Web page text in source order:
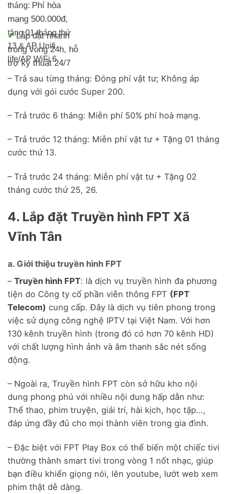
tháng: Phí hòa
mạng 500.000đ,
tặng 01 tháng thứ
13 & AP Unifi
life/AP WiFi 6
✓Lắp đặt nhanh
trong vòng 24h, hỗ
trợ kỹ thuật 24/7
– Trả sau từng tháng: Đóng phí vật tư; Không áp
dụng với gói cước Super 200.
– Trả trước 6 tháng: Miễn phí 50% phí hoà mạng.
– Trả trước 12 tháng: Miễn phí vật tư + Tặng 01 tháng
cước thứ 13.
– Trả trước 24 tháng: Miễn phí vật tư + Tặng 02
tháng cước thứ 25, 26.
4. Lắp đặt Truyền hình FPT Xã
Vĩnh Tân
a. Giới thiệu truyền hình FPT
– Truyền hình FPT: là dịch vụ truyền hình đa phương
tiện do Công ty cổ phần viễn thông FPT (FPT
Telecom) cung cấp. Đây là dịch vụ tiên phong trong
việc sử dụng công nghệ IPTV tại Việt Nam. Với hơn
130 kênh truyền hình (trong đó có hơn 70 kênh HD)
với chất lượng hình ảnh và âm thanh sắc nét sống
động.
– Ngoài ra, Truyền hình FPT còn sở hữu kho nội
dung phong phú với nhiều nội dung hấp dẫn như:
Thể thao, phim truyện, giải trí, hài kịch, học tập…,
đáp ứng đầy đủ cho mọi thành viên trong gia đình.
– Đặc biệt với FPT Play Box có thể biến một chiếc tivi
thường thành smart tivi trong vòng 1 nốt nhạc, giúp
bạn điều khiển giọng nói, lên youtube, lướt web xem
phim thật dễ dàng.